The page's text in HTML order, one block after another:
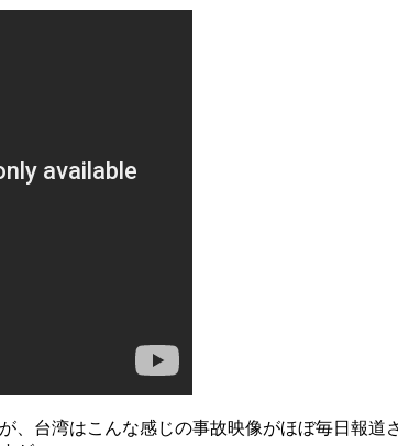
、台湾はこんな感じの事故映像がほぼ毎日報